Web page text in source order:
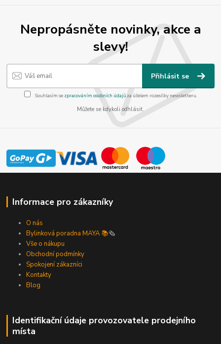
Nepropásněte novinky, akce a
slevy!
Přihlásit se
Souhlasím se zpracováním osobních údajůza účelem rozesílky newsletteru.
Můžete se kdykoli odhlásit.
Informace pro zákazníky
O nás
Bylinková poradna MAYA 📚🗞️
Vše o nákupu
Obchodní podmínky
Spokojení zákazníci
Kontakty
Blog
Identifikační údaje provozovatele prodejního
místa